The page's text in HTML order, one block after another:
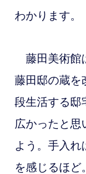
わかります。
藤田美術館
藤田邸の蔵を
段生活する邸
広かったと思
よう。手入れ
を感じるほど